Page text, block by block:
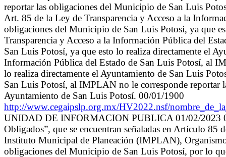
reportar las obligaciones del Municipio de San Luis
Art. 85 de la Ley de Transparencia y Acceso a la
obligaciones del Municipio de San Luis Potosí, ya que
Transparencia y Acceso a la Información Pública del
San Luis Potosí, ya que esto lo realiza directamente el
Información Pública del Estado de San Luis Potosí, al
lo realiza directamente el Ayuntamiento de San Luis
San Luis Potosí, al IMPLAN no le corresponde reportar
Ayuntamiento de San Luis Potosí. 00/01/1900
http://www.cegaipslp.org.mx/HV2022.nsf/
UNIDAD DE INFORMACION PUBLICA 01/02/2023
Obligados”, que se encuentran señaladas en Artículo
Instituto Municipal de Planeación (IMPLAN),
obligaciones del Municipio de San Luis Potosí, por lo